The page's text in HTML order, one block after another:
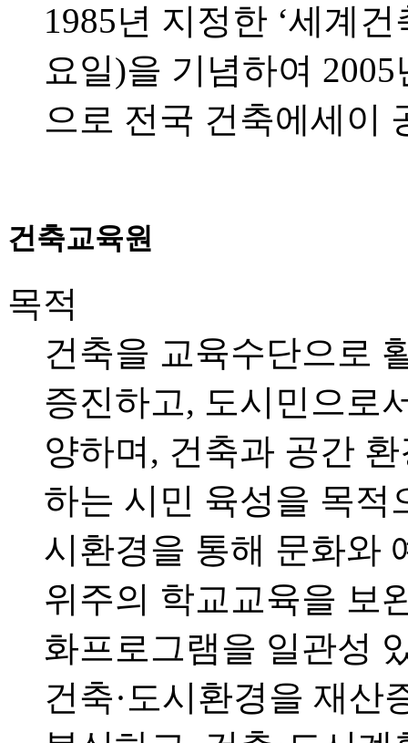
1985년 지정한 ‘세계
요일)을 기념하여
으로 전국 건축에세이
건축교육원
목적
건축을 교육수단으로
증진하고, 도시민으로
양하며, 건축과 공간
하는 시민 육성을 목적
시환경을 통해 문화와
위주의 학교교육을 보
화프로그램을 일관성
건축·도시환경을 재산